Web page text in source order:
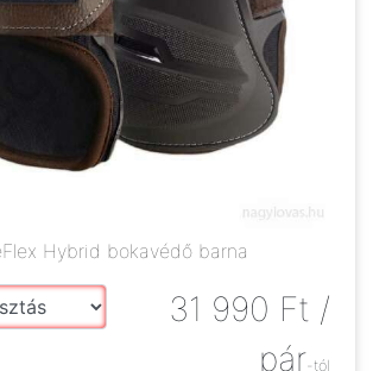
Hybrid bokavédő barna
31 990 Ft /
pár-tól